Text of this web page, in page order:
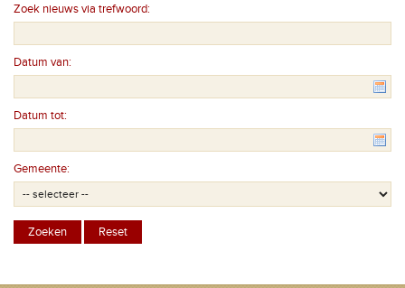
Zoek nieuws via trefwoord:
Datum van:
Datum tot:
Gemeente: